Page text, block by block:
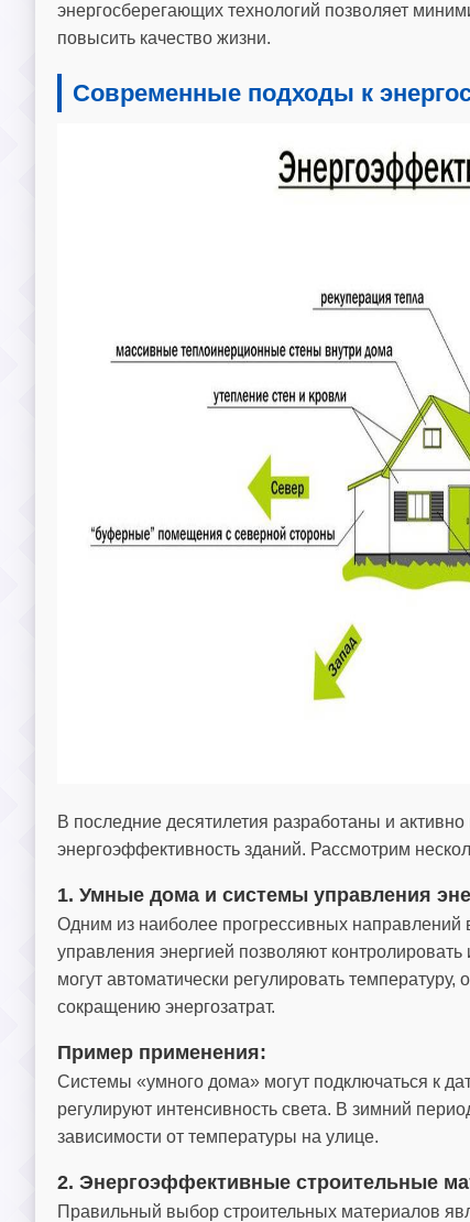
энергосберегающих технологий позволяет
повысить качество жизни.
Современные подходы к
В последние десятилетия разработаны и
энергоэффективность зданий. Рассмотрим
1. Умные дома и системы управления
Одним из наиболее прогрессивных направлений
управления энергией позволяют
могут автоматически регулировать
сокращению энергозатрат.
Пример применения:
Системы «умного дома» могут подключаться к
регулируют интенсивность света. В зимний
зависимости от температуры на улице.
2. Энергоэффективные строительные
Правильный выбор строительных материалов